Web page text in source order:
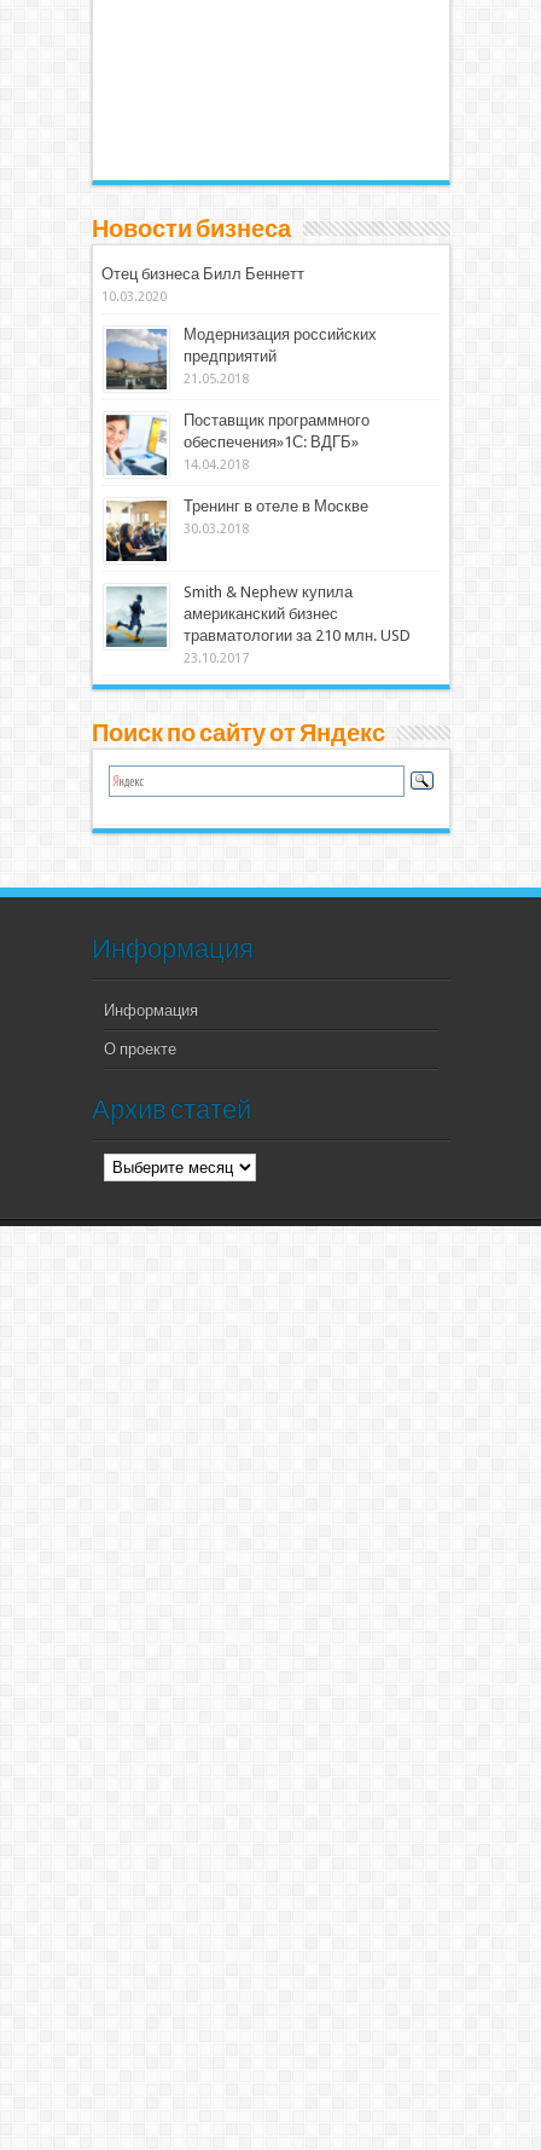
Новости бизнеса
Отец бизнеса Билл Беннетт
10.03.2020
Модернизация российских
предприятий
21.05.2018
Поставщик программного
обеспечения»1С: ВДГБ»
14.04.2018
Тренинг в отеле в Москве
30.03.2018
Smith & Nephew купила
американский бизнес
травматологии за 210 млн. USD
23.10.2017
Поиск по сайту от Яндекс
Информация
Информация
О проекте
Архив статей
Архив
статей